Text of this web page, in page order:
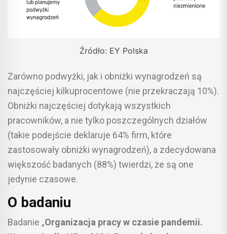
Źródło: EY Polska
Zarówno podwyżki, jak i obniżki wynagrodzeń są
najczęściej kilkuprocentowe (nie przekraczają 10%).
Obniżki najczęściej dotykają wszystkich
pracowników, a nie tylko poszczególnych działów
(takie podejście deklaruje 64% firm, które
zastosowały obniżki wynagrodzeń), a zdecydowana
większość badanych (88%) twierdzi, że są one
jedynie czasowe.
O badaniu
Badanie „Organizacja pracy w czasie pandemii.